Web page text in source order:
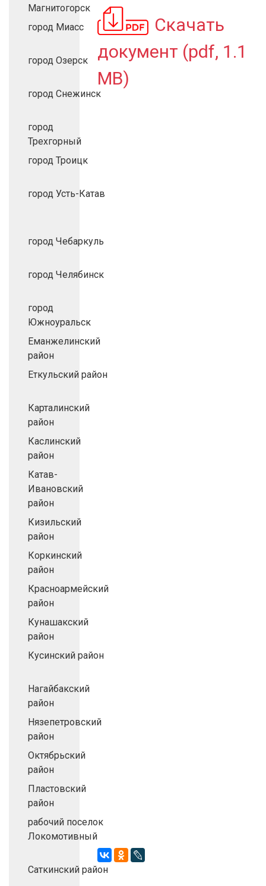
Магнитогорск
город Миасс
город Озерск
город Снежинск
город
Трехгорный
город Троицк
город Усть-Катав
город Чебаркуль
город Челябинск
город
Южноуральск
Еманжелинский
район
Еткульский район
Карталинский
район
Каслинский
район
Катав-
Ивановский
район
Кизильский
район
Коркинский
район
Красноармейский
район
Кунашакский
район
Кусинский район
Нагайбакский
район
Нязепетровский
район
Октябрьский
район
Пластовский
район
рабочий поселок
Локомотивный
Саткинский район
Скачать
документ (pdf, 1.1
MB)